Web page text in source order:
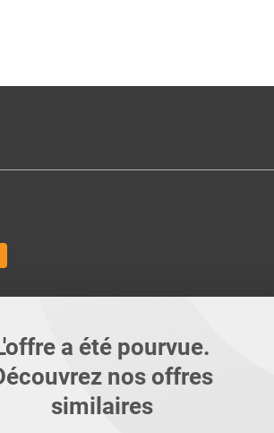
a été pourvue.
nos offres
similaires